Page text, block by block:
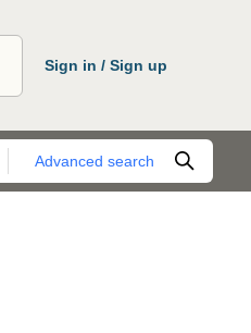
Sign in / Sign up
Advanced search